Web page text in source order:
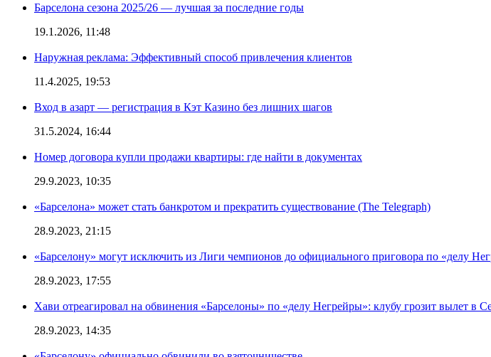
Барселона сезона 2025/26 — лучшая за последние годы
19.1.2026, 11:48
Наружная реклама: Эффективный способ привлечения клиентов
11.4.2025, 19:53
Вход в азарт — регистрация в Кэт Казино без лишних шагов
31.5.2024, 16:44
Номер договора купли продажи квартиры: где найти в документах
29.9.2023, 10:35
«Барселона» может стать банкротом и прекратить существование (The Telegraph)
28.9.2023, 21:15
«Барселону» могут исключить из Лиги чемпионов до официального приговора по «делу
28.9.2023, 17:55
Хави отреагировал на обвинения «Барселоны» по «делу Негрейры»: клубу грозит вылет в
28.9.2023, 14:35